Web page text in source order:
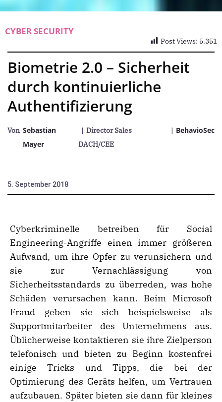
CYBER SECURITY
Post Views: 5.351
Biometrie 2.0 – Sicherheit
durch kontinuierliche
Authentifizierung
Von Sebastian
Mayer
| Director Sales
DACH/CEE
| BehavioSec
5. September 2018
Cyberkriminelle betreiben für Social
Engineering-Angriffe einen immer größeren
Aufwand, um ihre Opfer zu verunsichern und
sie zur Vernachlässigung von
Sicherheitsstandards zu überreden, was hohe
Schäden verursachen kann. Beim Microsoft
Fraud geben sie sich beispielsweise als
Supportmitarbeiter des Unternehmens aus.
Üblicherweise kontaktieren sie ihre Zielperson
telefonisch und bieten zu Beginn kostenfrei
einige Tricks und Tipps, die bei der
Optimierung des Geräts helfen, um Vertrauen
aufzubauen. Später bieten sie dann für kleines